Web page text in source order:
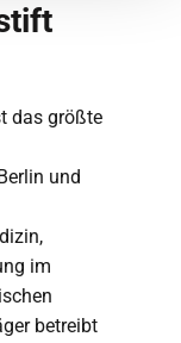
das größte
und
im
betreibt